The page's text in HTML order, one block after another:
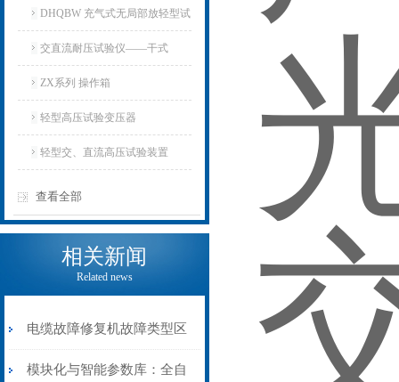
DHQBW 充气式无局部放轻型试
验变压器
交直流耐压试验仪——干式
ZX系列 操作箱
轻型高压试验变压器
轻型交、直流高压试验装置
查看全部
相关新闻
Related news
电缆故障修复机故障类型区
分指南：从“绝缘电
模块化与智能参数库：全自